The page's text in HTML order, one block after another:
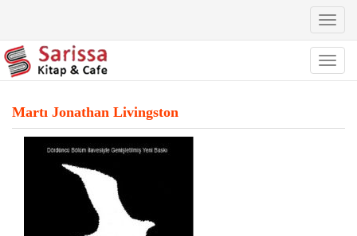
Toggle
Toggle
Martı Jonathan Livingston